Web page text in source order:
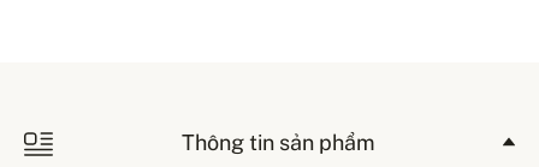
Thông tin sản phẩm